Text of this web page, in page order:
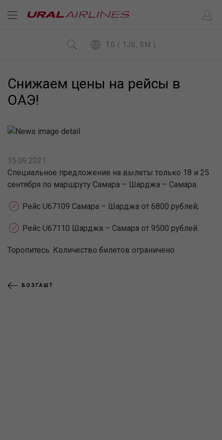
TG ( TJS, SM )
Снижаем цены на рейсы в
ОАЭ!
15.09.2021
Специальное предложение на вылеты только 18 и 25
сентября по маршруту Самара – Шарджа – Самара.
Рейс U67109 Cамара – Шарджа от 6800 рублей;
Рейс U67110 Шарджа – Самара от 9500 рублей.
Торопитесь. Количество билетов ограничено
БОЗГАШТ